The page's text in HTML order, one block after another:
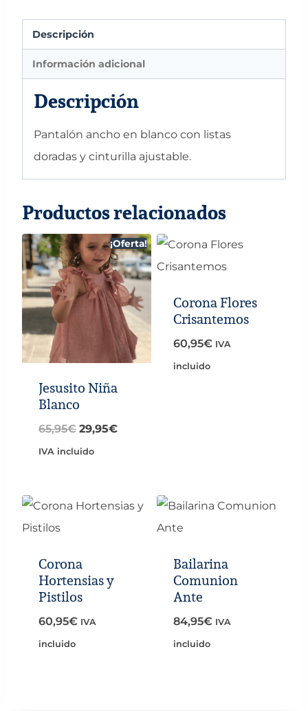
Descripción
Información adicional
Descripción
Pantalón ancho en blanco con listas
doradas y cinturilla ajustable.
Productos relacionados
¡Oferta!
Jesusito Niña
Blanco
65,95€ El
precio
29,95€El
29,95€.
IVA incluido
Corona Flores
Crisantemos
60,95€ IVA
incluido
Corona
Hortensias y
Pistilos
60,95€ IVA
incluido
Bailarina
Comunion
Ante
84,95€ IVA
incluido